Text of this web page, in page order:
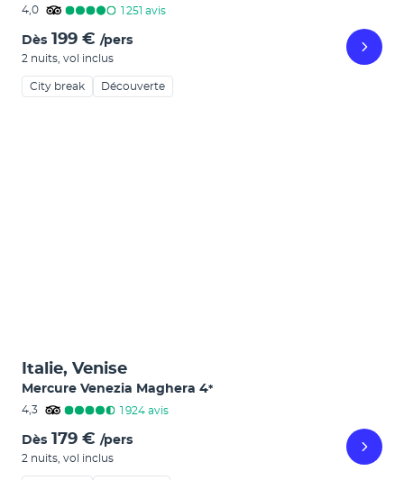
4,0 1 251 avis
Dès 199 € /pers
2 nuits vol inclus
City break Découverte
Italie, Venise
Mercure Venezia Maghera 4*
4,3 1 924 avis
Dès 179 € /pers
2 nuits vol inclus